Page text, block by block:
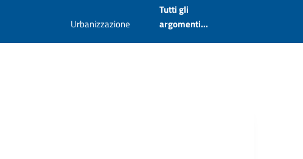
Urbanizzazione
Tutti gli
argomenti...